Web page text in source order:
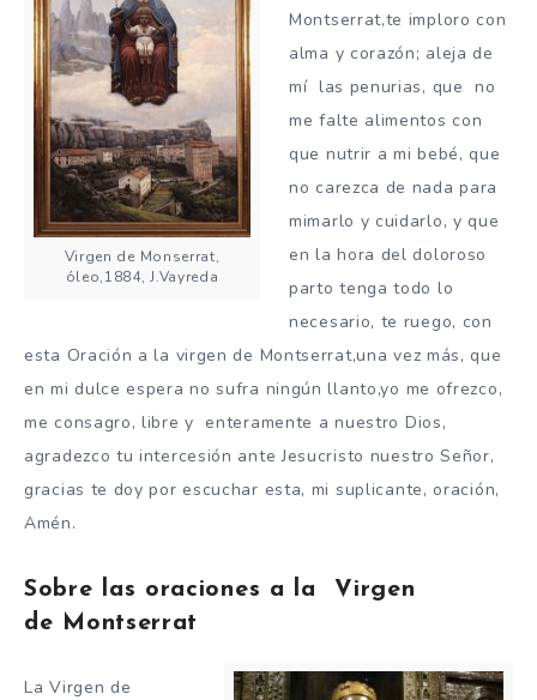
Virgen de Monserrat,
óleo,1884, J.Vayreda
Montserrat,te imploro con
alma y corazón; aleja de
mí las penurias, que no
me falte alimentos con
que nutrir a mi bebé, que
no carezca de nada para
mimarlo y cuidarlo, y que
en la hora del doloroso
parto tenga todo lo
necesario, te ruego, con
esta Oración a la virgen de Montserrat,una vez más, que
en mi dulce espera no sufra ningún llanto,yo me ofrezco,
me consagro, libre y enteramente a nuestro Dios,
agradezco tu intercesión ante Jesucristo nuestro Señor,
gracias te doy por escuchar esta, mi suplicante, oración,
Amén.
Sobre las oraciones a la Virgen
de Montserrat
La Virgen de